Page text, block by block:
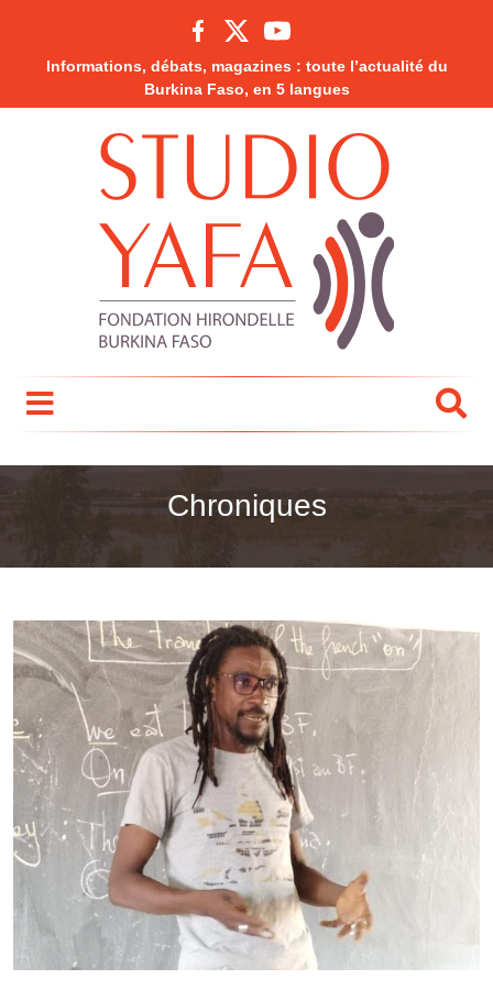
Informations, débats, magazines : toute l’actualité du
Burkina Faso, en 5 langues
Chroniques